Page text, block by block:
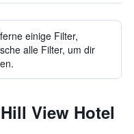
einige Filter,
alle Filter, um dir
View Hotel